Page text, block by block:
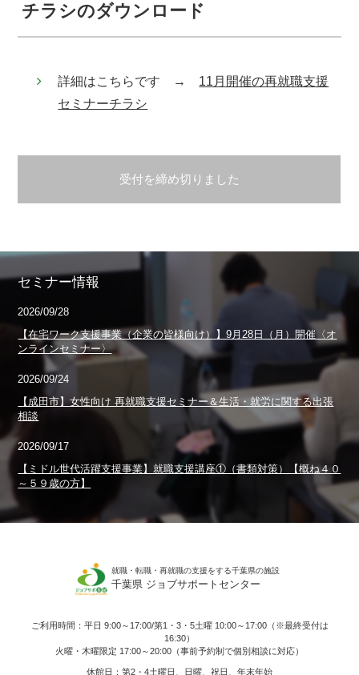
チラシのダウンロード
詳細はこちらです → 11月開催の再就職支援
セミナーチラシ
受付を締め切りました
セミナー情報
2026/09/28
【在宅ワーク支援事業（企業の皆様向け）】9月28日（月）開催〈オ
ンラインセミナー〉
2026/09/24
【成田市】女性向け 再就職支援セミナー＆生活・就労に関する出張
相談
2026/09/17
【ミドル世代活躍支援事業】就職支援講座①（書類対策）【概ね４０
～５９歳の方】
就職・転職・再就職の支援をする千葉県の施設
千葉県 ジョブサポートセンター
ご利用時間：平日 9:00～17:00/第1・3・5土曜 10:00～17:00（※最終受付は
16:30）
火曜・木曜限定 17:00～20:00（事前予約制で個別相談に対応）
休館日：第2・4土曜日、日曜、祝日、年末年始